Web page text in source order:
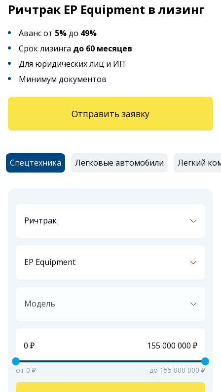
Ричтрак EP Equipment в лизинг
Аванс от 5%до 49%
Срок лизинга до 60 месяцев
Для юридических лиц и ИП
Минимум документов
Отправить заявку
Спецтехника Легковые автомобили Легкий
Ричтрак
EP Equipment
Модель
от 0 ₽ до 155 000 000 ₽